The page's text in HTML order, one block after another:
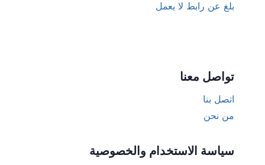
بلغ عن رابط لا يعمل
تواصل معنا
اتصل بنا
من نحن
سياسة الاستخدام والخصوصية